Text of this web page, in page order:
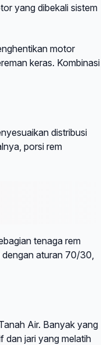
yang dibekali sistem
motor
keras. Kombinasi
distribusi
porsi rem
tenaga rem
aturan 70/30,
Air. Banyak yang
dan jari yang melatih